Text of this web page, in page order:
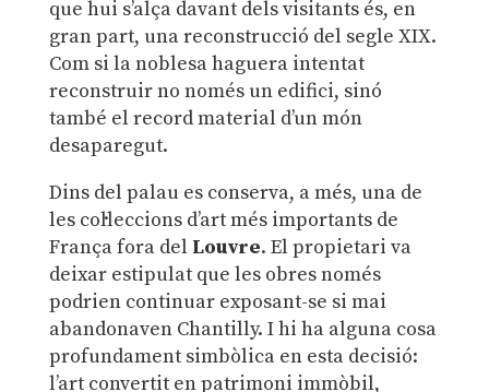
que hui s’alça davant dels visitants és, en
gran part, una reconstrucció del segle XIX.
Com si la noblesa haguera intentat
reconstruir no només un edifici, sinó
també el record material d’un món
desaparegut.
Dins del palau es conserva, a més, una de
les col·leccions d’art més importants de
França fora del Louvre. El propietari va
deixar estipulat que les obres només
podrien continuar exposant-se si mai
abandonaven Chantilly. I hi ha alguna cosa
profundament simbòlica en esta decisió:
l’art convertit en patrimoni immòbil,